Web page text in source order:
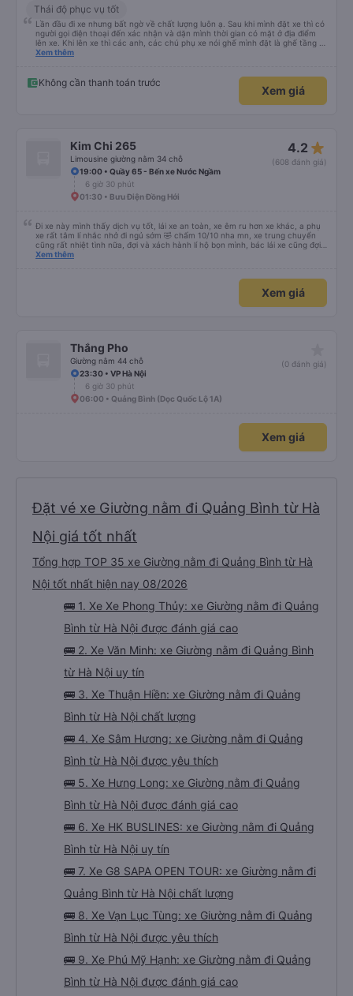
Thái độ phục vụ tốt
Lần đầu đi xe nhưng bất ngờ về chất lượng luôn ạ. Sau khi mình đặt xe thì có
người gọi điện thoại đến xác nhận và dặn mình thời gian có mặt ở địa điểm
lên xe. Khi lên xe thì các anh, các chú phụ xe nói ghế mình đặt là ghế tầng 2
(do mình đặt nhầm), nhưng mn vẫn cho mình nằm tầng 1. Đêm đang ngủ thì
chung thái độ và tính cách của nhân viên rất tốt, xe thì xịn, có rèm che cả 2
bên, có màn hình tivi, khăn ướt, nước khoáng, mình lên xe ngồi tẩy trang,
skin care rồi ngủ ngon lành. Đặc biệt là giường nằm cực kì dài, mình cao
vexere.com và nhà xe Sâm Hương. (Mình không phải seeding đâu nha :v)
Xem thêm
Không cần thanh toán trước
Xem giá
Kim Chi 265
Limousine giường nằm 34 chỗ
4.2 star_rate
(608 đánh giá)
19:00 • Quầy 65 - Bến xe Nước Ngầm
6 giờ 30 phút
01:30 • Bưu Điện Đồng Hới
Đi xe này mình thấy dịch vụ tốt, lái xe an toàn, xe êm ru hơn xe khác, a phụ
xe rất tâm lí nhắc nhở đi ngủ sớm 🤣 chấm 10/10 nha mn, xe trung chuyển
cũng rất nhiệt tình nữa, đợi và xách hành lí hộ bọn mình, bác lái xe cũng đợi
mn đi vệ sinh xong mới đi chứ ko vội vàng mắng khách như xe khác, nên đi
Xem thêm
Xem giá
Thắng Pho
Giường nằm 44 chỗ
(0 đánh giá)
23:30 • VP Hà Nội
6 giờ 30 phút
06:00 • Quảng Bình (Dọc Quốc Lộ 1A)
Xem giá
Đặt vé xe Giường nằm đi Quảng Bình từ Hà
Nội giá tốt nhất
Tổng hợp TOP 35 xe Giường nằm đi Quảng Bình từ Hà
Nội tốt nhất hiện nay 08/2026
🚌 1. Xe Xe Phong Thủy: xe Giường nằm đi Quảng
Bình từ Hà Nội được đánh giá cao
🚌 2. Xe Văn Minh: xe Giường nằm đi Quảng Bình
từ Hà Nội uy tín
🚌 3. Xe Thuận Hiền: xe Giường nằm đi Quảng
Bình từ Hà Nội chất lượng
🚌 4. Xe Sâm Hương: xe Giường nằm đi Quảng
Bình từ Hà Nội được yêu thích
🚌 5. Xe Hưng Long: xe Giường nằm đi Quảng
Bình từ Hà Nội được đánh giá cao
🚌 6. Xe HK BUSLINES: xe Giường nằm đi Quảng
Bình từ Hà Nội uy tín
🚌 7. Xe G8 SAPA OPEN TOUR: xe Giường nằm đi
Quảng Bình từ Hà Nội chất lượng
🚌 8. Xe Vạn Lục Tùng: xe Giường nằm đi Quảng
Bình từ Hà Nội được yêu thích
🚌 9. Xe Phú Mỹ Hạnh: xe Giường nằm đi Quảng
Bình từ Hà Nội được đánh giá cao